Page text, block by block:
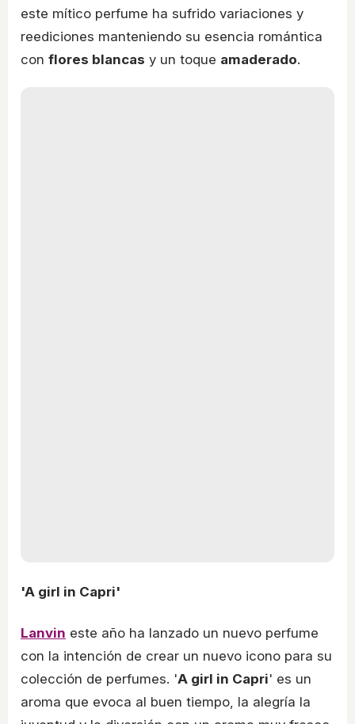
este mítico perfume ha sufrido variaciones y
reediciones manteniendo su esencia romántica
con flores blancas y un toque amaderado.
'A girl in Capri'
Lanvin este año ha lanzado un nuevo perfume
con la intención de crear un nuevo icono para su
colección de perfumes. 'A girl in Capri' es un
aroma que evoca al buen tiempo, la alegría la